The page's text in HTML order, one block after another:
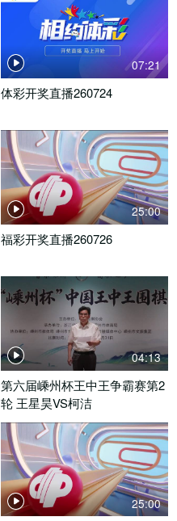
07:21
体彩开奖直播260724
25:00
福彩开奖直播260726
04:13
第六届嵊州杯王中王争霸赛第2
轮 王星昊VS柯洁
25:00